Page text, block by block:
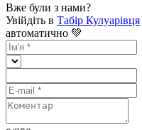
Вже були з нами?
Увійдіть в Табір Кулуарівця
автоматично 💚